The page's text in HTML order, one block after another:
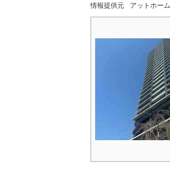
情報提供元 アットホーム